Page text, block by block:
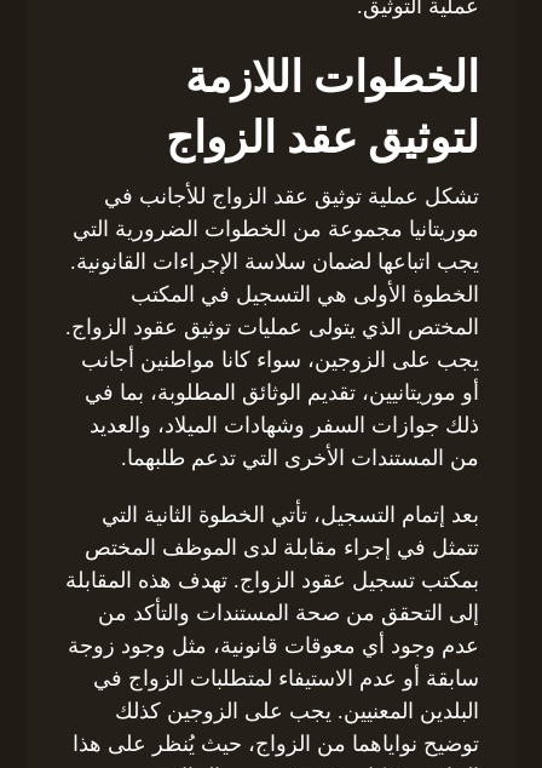
عملية التوثيق.
الخطوات اللازمة
لتوثيق عقد الزواج
تشكل عملية توثيق عقد الزواج للأجانب في
موريتانيا مجموعة من الخطوات الضرورية التي
يجب اتباعها لضمان سلاسة الإجراءات القانونية.
الخطوة الأولى هي التسجيل في المكتب
المختص الذي يتولى عمليات توثيق عقود الزواج.
يجب على الزوجين، سواء كانا مواطنين أجانب
أو موريتانيين، تقديم الوثائق المطلوبة، بما في
ذلك جوازات السفر وشهادات الميلاد، والعديد
من المستندات الأخرى التي تدعم طلبهما.
بعد إتمام التسجيل، تأتي الخطوة الثانية التي
تتمثل في إجراء مقابلة لدى الموظف المختص
بمكتب تسجيل عقود الزواج. تهدف هذه المقابلة
إلى التحقق من صحة المستندات والتأكد من
عدم وجود أي معوقات قانونية، مثل وجود زوجة
سابقة أو عدم الاستيفاء لمتطلبات الزواج في
البلدين المعنيين. يجب على الزوجين كذلك
توضيح نواياهما من الزواج، حيث يُنظر على هذا